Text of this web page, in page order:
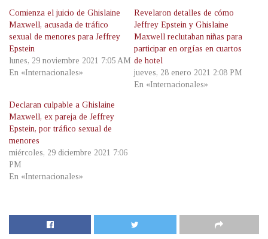
Comienza el juicio de Ghislaine
Maxwell, acusada de tráfico
sexual de menores para Jeffrey
Epstein
lunes, 29 noviembre 2021 7:05 AM
En «Internacionales»
Revelaron detalles de cómo
Jeffrey Epstein y Ghislaine
Maxwell reclutaban niñas para
participar en orgías en cuartos
de hotel
jueves, 28 enero 2021 2:08 PM
En «Internacionales»
Declaran culpable a Ghislaine
Maxwell, ex pareja de Jeffrey
Epstein, por tráfico sexual de
menores
miércoles, 29 diciembre 2021 7:06
PM
En «Internacionales»